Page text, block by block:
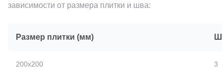
зависимости от размера плитки и шва:
Размер плитки (мм)
200x200 3